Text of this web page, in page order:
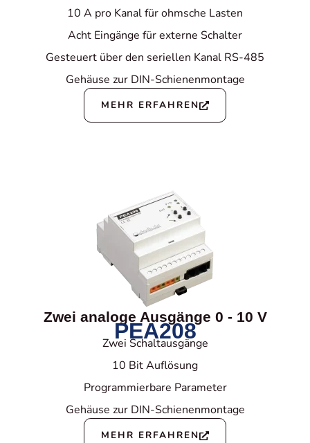
10 A pro Kanal für ohmsche Lasten
Acht Eingänge für externe Schalter
Gesteuert über den seriellen Kanal RS-485
Gehäuse zur DIN-Schienenmontage
MEHR ERFAHREN
Zwei analoge Ausgänge 0 - 10 V
PEA208
Zwei Schaltausgänge
10 Bit Auflösung
Programmierbare Parameter
Gehäuse zur DIN-Schienenmontage
MEHR ERFAHREN